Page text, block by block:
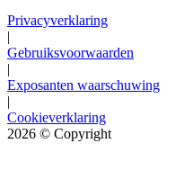
Privacyverklaring
|
Gebruiksvoorwaarden
|
Exposanten waarschuwing
|
Cookieverklaring
2026 © Copyright